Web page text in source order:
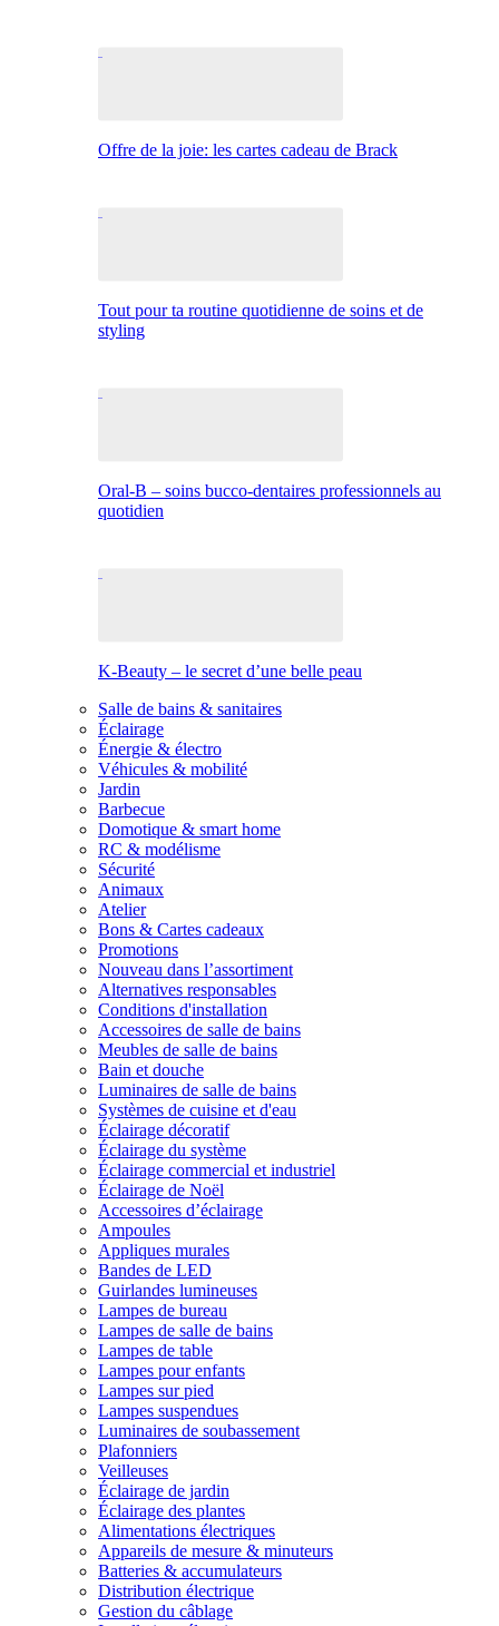
Offre de la joie: les cartes cadeau de Brack
Tout pour ta routine quotidienne de soins et de
styling
Oral-B – soins bucco-dentaires professionnels au
quotidien
K-Beauty – le secret d’une belle peau
Salle de bains & sanitaires
Éclairage
Énergie & électro
Véhicules & mobilité
Jardin
Barbecue
Domotique & smart home
RC & modélisme
Sécurité
Animaux
Atelier
Bons & Cartes cadeaux
Promotions
Nouveau dans l’assortiment
Alternatives responsables
Conditions d'installation
Accessoires de salle de bains
Meubles de salle de bains
Bain et douche
Luminaires de salle de bains
Systèmes de cuisine et d'eau
Éclairage décoratif
Éclairage du système
Éclairage commercial et industriel
Éclairage de Noël
Accessoires d’éclairage
Ampoules
Appliques murales
Bandes de LED
Guirlandes lumineuses
Lampes de bureau
Lampes de salle de bains
Lampes de table
Lampes pour enfants
Lampes sur pied
Lampes suspendues
Luminaires de soubassement
Plafonniers
Veilleuses
Éclairage de jardin
Éclairage des plantes
Alimentations électriques
Appareils de mesure & minuteurs
Batteries & accumulateurs
Distribution électrique
Gestion du câblage